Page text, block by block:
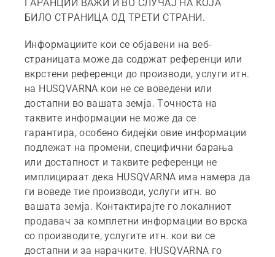
ГАРАНЦИИ ВАЖИ И ВО СЛУЧАЈ НА КОЈА
БИЛО СТРАНИЦА ОД ТРЕТИ СТРАНИ.
Информациите кои се објавени на веб-
страницата може да содржат референци или
вкрстени референци до производи, услуги итн.
на HUSQVARNA кои не се воведени или
достапни во вашата земја. Точноста на
таквите информации не може да се
гарантира, особено бидејќи овие информации
подлежат на промени, специфични барања
или достапност и таквите референци не
имплицираат дека HUSQVARNA има намера да
ги воведе тие производи, услуги итн. во
вашата земја. Контактирајте го локалниот
продавач за комплетни информации во врска
со производите, услугите итн. кои ви се
достапни и за нарачките. HUSQVARNA го